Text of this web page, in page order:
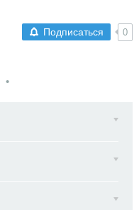
Подписаться 0